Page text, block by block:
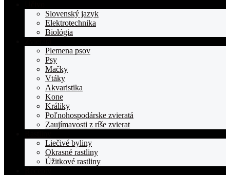
Slovenský jazyk
Elektrotechnika
Biológia
Plemena psov
Psy
Mačky
Vtáky
Akvaristika
Kone
Králiky
Poľnohospodárske zvieratá
Zaujímavosti z ríše zvierat
Liečivé byliny
Okrasné rastliny
Úžitkové rastliny